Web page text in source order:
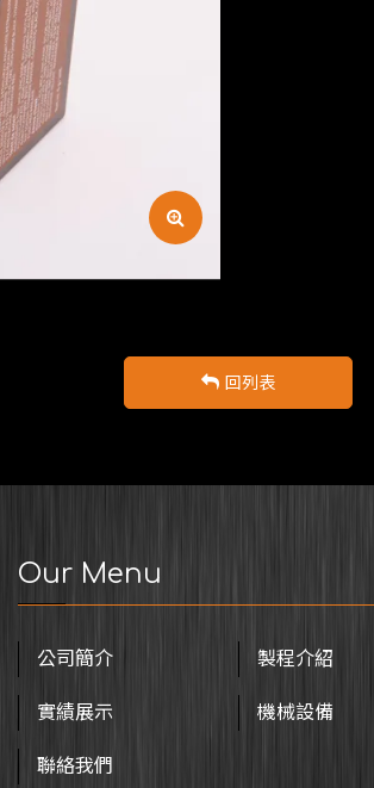
回列表
Our Menu
公司簡介 製程介紹
實績展示 機械設備
聯絡我們